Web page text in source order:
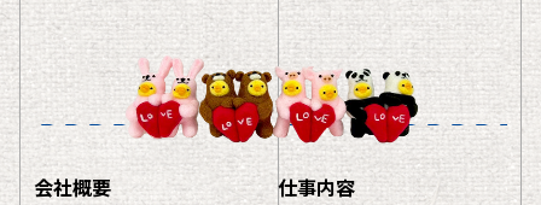
会社概要 仕事内容